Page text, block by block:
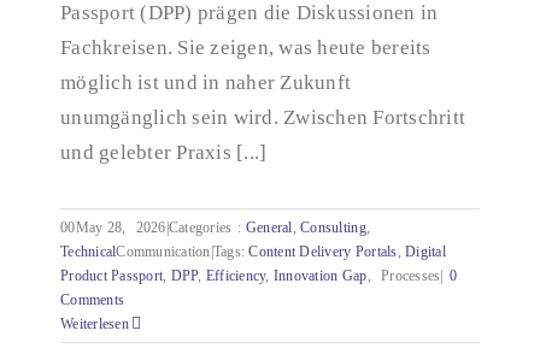
Passport (DPP) prägen die Diskussionen in
Fachkreisen. Sie zeigen, was heute bereits
möglich ist und in naher Zukunft
unumgänglich sein wird. Zwischen Fortschritt
und gelebter Praxis [...]
00May 28, 2026|Categories : General,Consulting,
TechnicalCommunication|Tags:Content Delivery Portals,Digital
Product Passport, DPP, Efficiency, Innovation Gap, Processes| 0
Comments
Weiterlesen